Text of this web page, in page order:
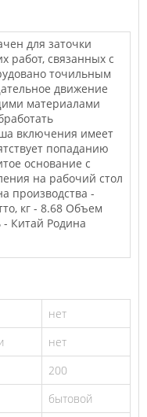
для заточки
работ, связанных с
точильным
движение
материалами
включения имеет
попаданию
основание с
на рабочий стол
производства -
кг - 8.68 Объем
- Китай Родина
нет
нет
200
бытовой